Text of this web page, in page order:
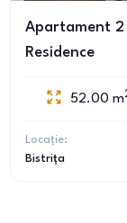
Apartament 2
Residence
52.00 m
Locație:
Bistrița